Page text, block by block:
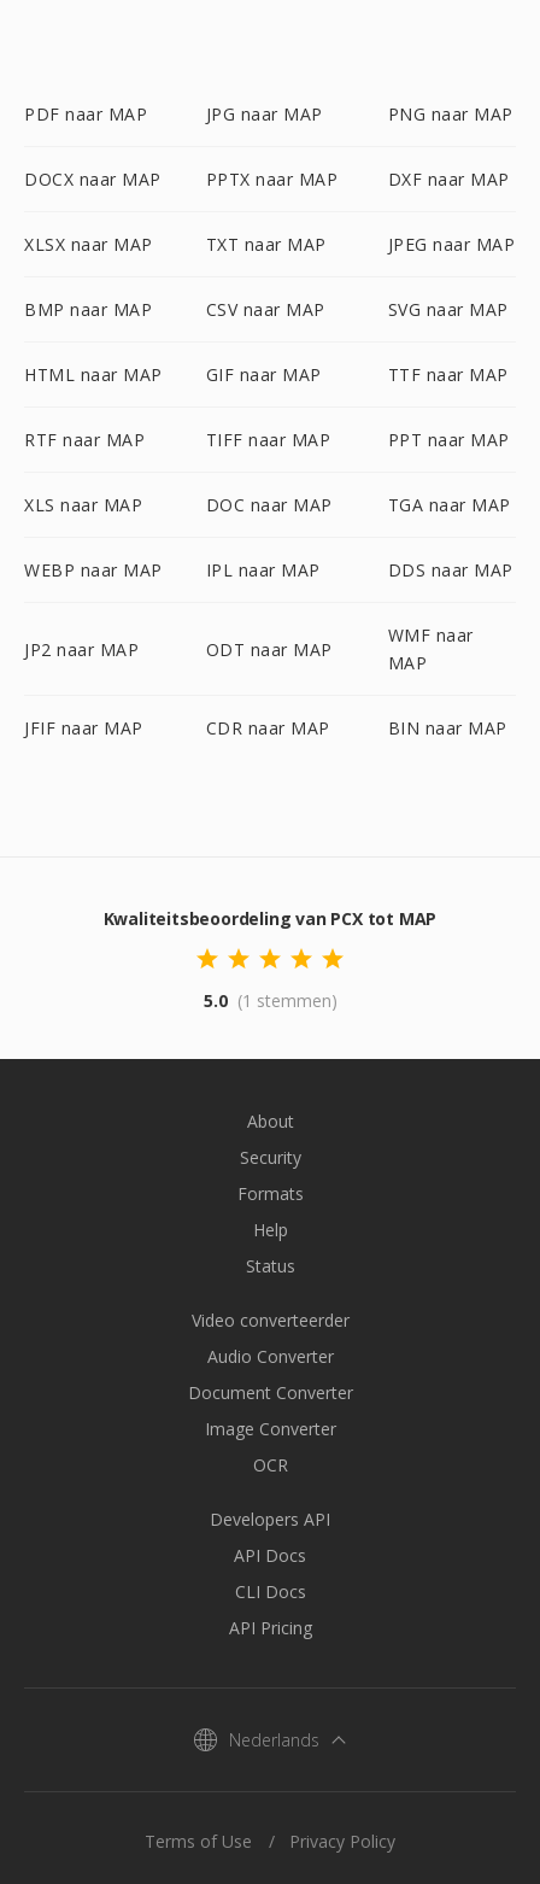
PDF naar MAP JPG naar MAP PNG naar MAP
DOCX naar MAP PPTX naar MAP DXF naar MAP
XLSX naar MAP TXT naar MAP JPEG naar MAP
BMP naar MAP CSV naar MAP SVG naar MAP
HTML naar MAP GIF naar MAP TTF naar MAP
RTF naar MAP TIFF naar MAP PPT naar MAP
XLS naar MAP DOC naar MAP TGA naar MAP
WEBP naar MAP IPL naar MAP DDS naar MAP
JP2 naar MAP ODT naar MAP
WMF naar
MAP
JFIF naar MAP CDR naar MAP BIN naar MAP
Kwaliteitsbeoordeling van PCX tot MAP
5.0 (1 stemmen)
About
Security
Formats
Help
Status
Video converteerder
Audio Converter
Document Converter
Image Converter
OCR
Developers API
API Docs
CLI Docs
API Pricing
Nederlands
Terms of Use Privacy Policy